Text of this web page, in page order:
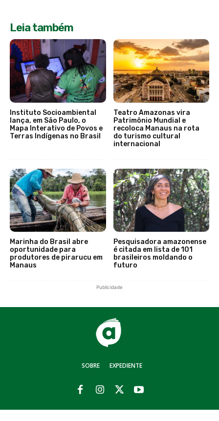
Leia também
Instituto Socioambiental
lança, em São Paulo, o
Mapa Interativo de Povos e
Terras Indígenas no Brasil
Teatro Amazonas vira
Patrimônio Mundial e
recoloca Manaus na rota
do turismo cultural
internacional
Marinha do Brasil abre
oportunidade para
produtores de pirarucu em
Manaus
Pesquisadora amazonense
é citada em lista de 101
brasileiros moldando o
futuro
Publicidade
SOBRE EXPEDIENTE